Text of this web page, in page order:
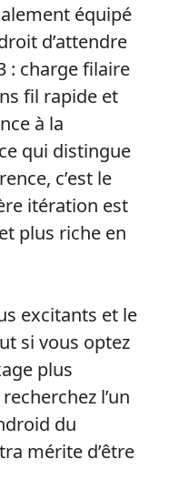
équipé
d’attendre
: charge filaire
fil rapide et
à la
qui distingue
c’est le
itération est
plus riche en
excitants et le
si vous optez
plus
l’un
du
mérite d’être